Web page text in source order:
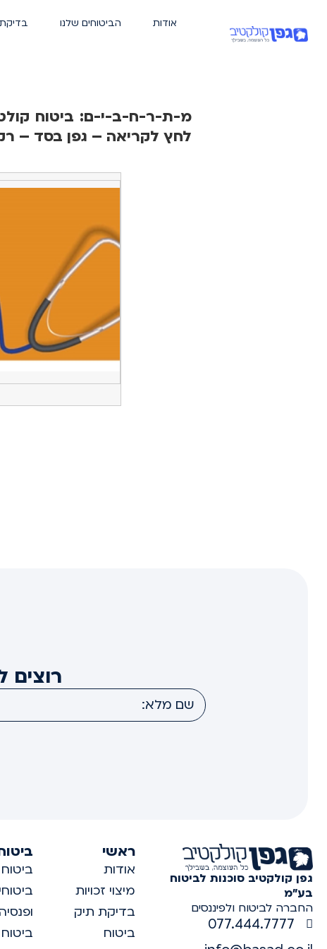
אודות הביטוחים שלנו
מ-ת-ר-ח-ב-י-ם: ביטוח
לחץ לקריאה – גפן בסד – רק
רוצים
גפן קולקטיב סוכנות לביטוח
בע"מ
החברה לביטוח ולפיננסים
077.444.7777
ראשי
אודות
מיצוי זכויות
בדיקת תיק
ביטוח
ופנסיה